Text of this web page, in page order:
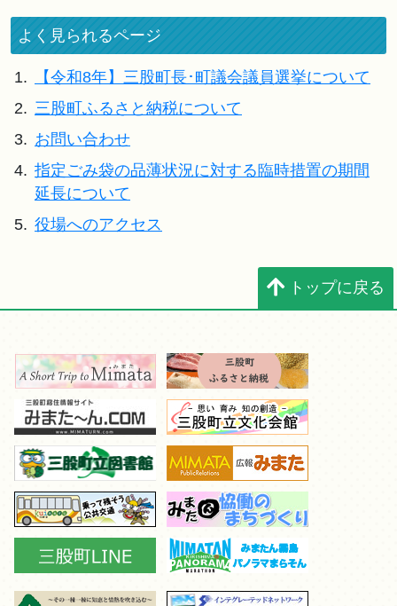
よく見られるページ
1.
【令和8年】三股町長･町議会議員選挙について
2. 三股町ふるさと納税について
3. お問い合わせ
4. 指定ごみ袋の品薄状況に対する臨時措置の期間
延長について
5. 役場へのアクセス
トップに戻る